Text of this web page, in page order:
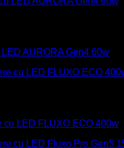
AURORA Gen4 60w
cu LED FLUXO ECO 400w